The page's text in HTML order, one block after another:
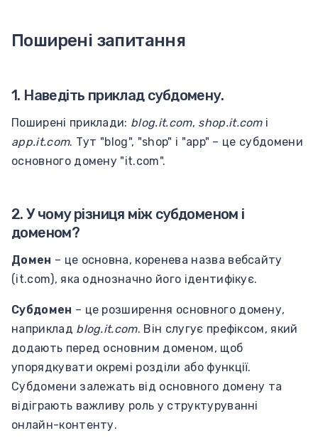
Поширені запитання
1. Наведіть приклад субдомену.
Поширені приклади: blog.it.com, shop.it.comі
app.it.com. Тут "blog", "shop" і "app" – це субдомени
основного домену "it.com".
2. У чому різниця між субдоменом і
доменом?
Домен – це основна, коренева назва вебсайту
(it.com), яка однозначно його ідентифікує.
Субдомен – це розширення основного домену,
наприклад blog.it.com. Він слугує префіксом, який
додають перед основним доменом, щоб
упорядкувати окремі розділи або функції.
Субдомени залежать від основного домену та
відіграють важливу роль у структуруванні
онлайн-контенту.